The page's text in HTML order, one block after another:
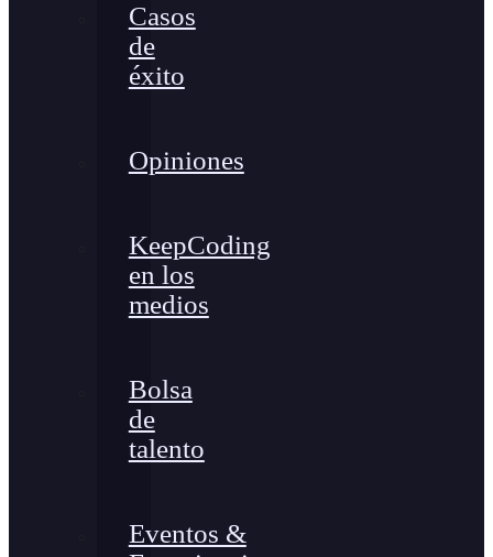
Casos
de
éxito
Opiniones
KeepCoding
en los
medios
Bolsa
de
talento
Eventos &